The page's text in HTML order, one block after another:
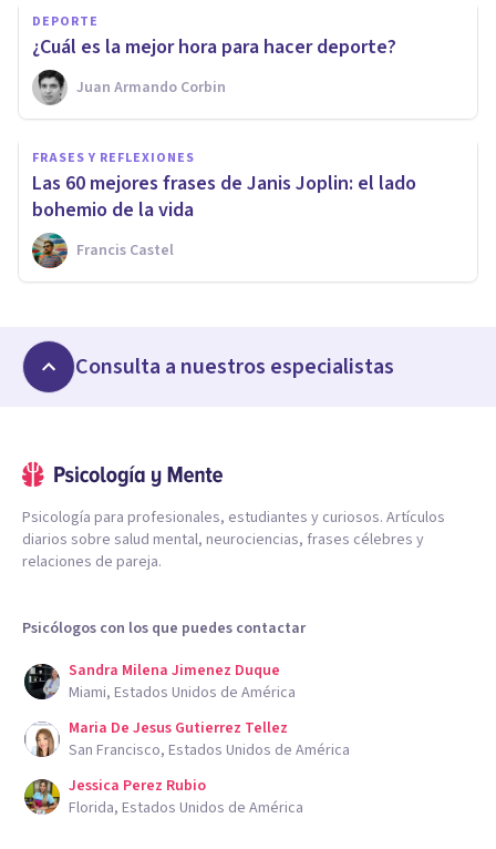
DEPORTE
¿Cuál es la mejor hora para hacer deporte?
Juan Armando Corbin
FRASES Y REFLEXIONES
Las 60 mejores frases de Janis Joplin: el lado
bohemio de la vida
Francis Castel
Consulta a nuestros especialistas
Psicología para profesionales, estudiantes y curiosos. Artículos
diarios sobre salud mental, neurociencias, frases célebres y
relaciones de pareja.
Psicólogos con los que puedes contactar
Sandra Milena Jimenez Duque
Miami, Estados Unidos de América
Maria De Jesus Gutierrez Tellez
San Francisco, Estados Unidos de América
Jessica Perez Rubio
Florida, Estados Unidos de América